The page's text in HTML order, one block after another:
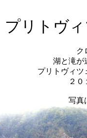
プリトヴ
ク
湖と滝が
プリトヴィツ
２
写真